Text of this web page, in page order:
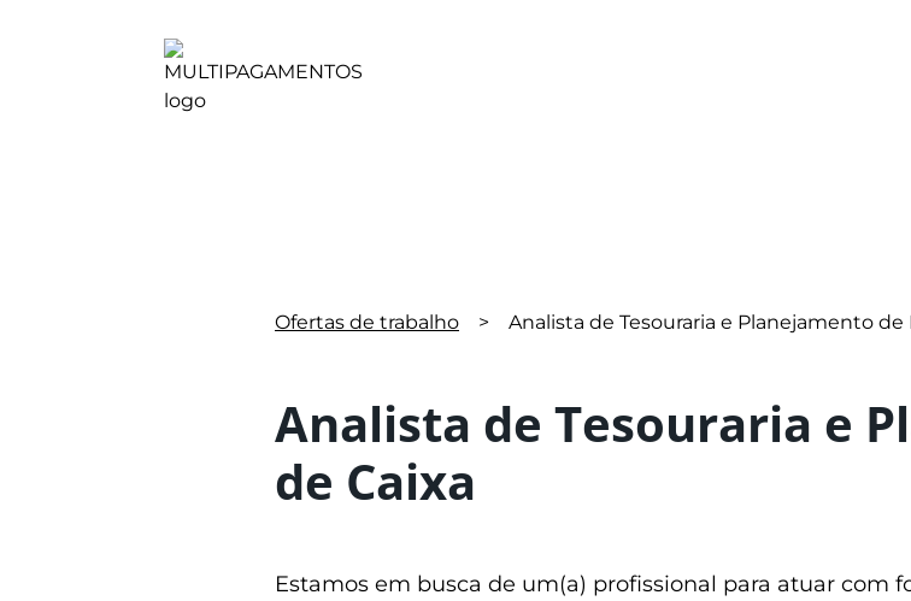
Ofertas de trabalho > Analista de Tesouraria e Planejamento de
Analista de Tesouraria e
de Caixa
Estamos em busca de um(a) profissional para atuar com